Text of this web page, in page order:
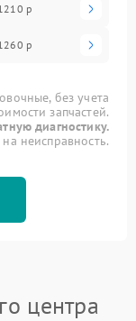
р
р
без учета
запчастей.
диагностику.
неисправность.
центра